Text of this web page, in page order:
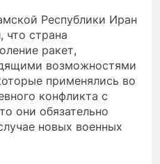
Республики Иран
что страна
ракет,
возможностями
применялись во
конфликта с
они обязательно
новых военных